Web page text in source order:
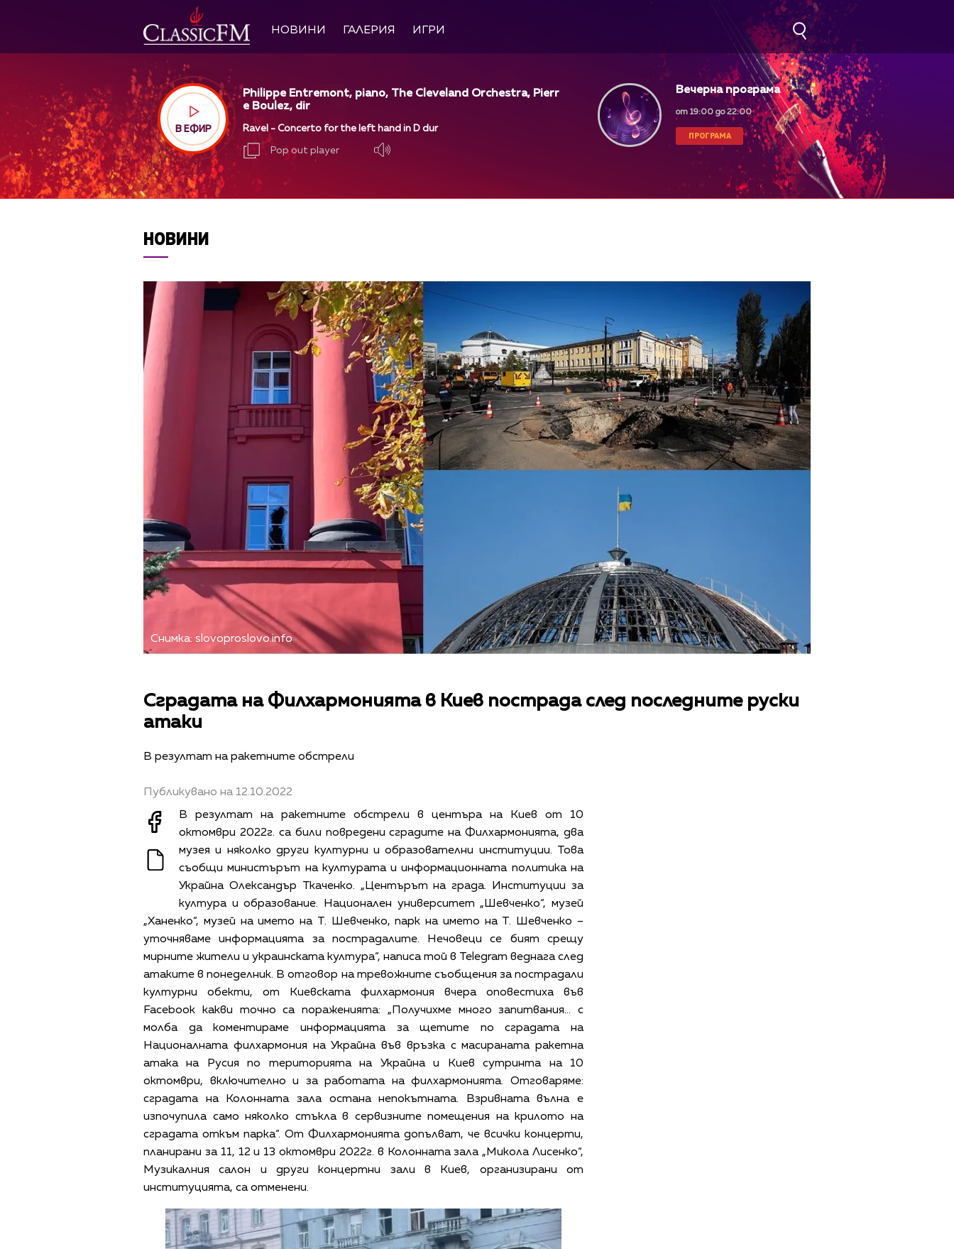
НОВИНИ ГАЛЕРИЯ ИГРИ
В ЕФИР
Philippe Entremont, piano, The Cleveland Orchestra, Pierr
e Boulez, dir
Ravel - Concerto for the left hand in D dur
Pop out player
Вечерна програма
от 19:00 до 22:00
ПРОГРАМА
НОВИНИ
Снимка: slovoproslovo.info
Сградата на Филхармонията в Киев пострада след последните руски
атаки
В резултат на ракетните обстрели
Публикувано на 12.10.2022
В резултат на ракетните обстрели в центъра на Киев от 10
октомври 2022г. са били повредени сградите на Филхармонията, два
музея и няколко други културни и образователни институции. Това
съобщи министърът на културата и информационната политика на
Украйна Олександър Ткаченко. „Центърът на града. Институции за
култура и образование. Национален университет „Шевченко“, музей
„Ханенко“, музей на името на Т. Шевченко, парк на името на Т. Шевченко –
уточняваме информацията за пострадалите. Нечовеци се бият срещу
мирните жители и украинската култура“, написа той в Telegram веднага след
атаките в понеделник. В отговор на тревожните съобщения за пострадали
културни обекти, от Киевската филхармония вчера оповестиха във
Facebook какви точно са пораженията: „Получихме много запитвания… с
молба да коментираме информацията за щетите по сградата на
Националната филхармония на Украйна във връзка с масираната ракетна
атака на Русия по територията на Украйна и Киев сутринта на 10
октомври, включително и за работата на филхармонията. Отговаряме:
сградата на Колонната зала остана непокътната. Взривната вълна е
изпочупила само няколко стъкла в сервизните помещения на крилото на
сградата откъм парка“. От Филхармонията допълват, че всички концерти,
планирани за 11, 12 и 13 октомври 2022г. в Колонната зала „Микола Лисенко“,
Музикалния салон и други концертни зали в Киев, организирани от
институцията, са отменени.